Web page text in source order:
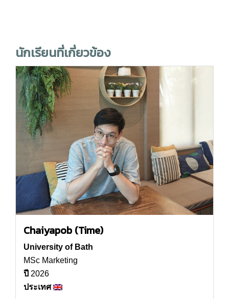
นักเรียนที่เกี่ยวข้อง
Chaiyapob (Time)
University of Bath
MSc Marketing
ปี 2026
ประเทศ